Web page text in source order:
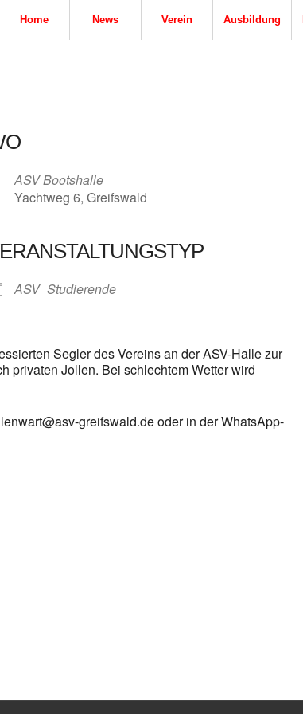
Home News Verein Ausbildung
ASV Bootshalle
Yachtweg 6, Greifswald
ASV Studierende
Segler des Vereins an der ASV-Halle zur
privaten Jollen. Bei schlechtem Wetter wird
greifswald.de oder in der WhatsApp-